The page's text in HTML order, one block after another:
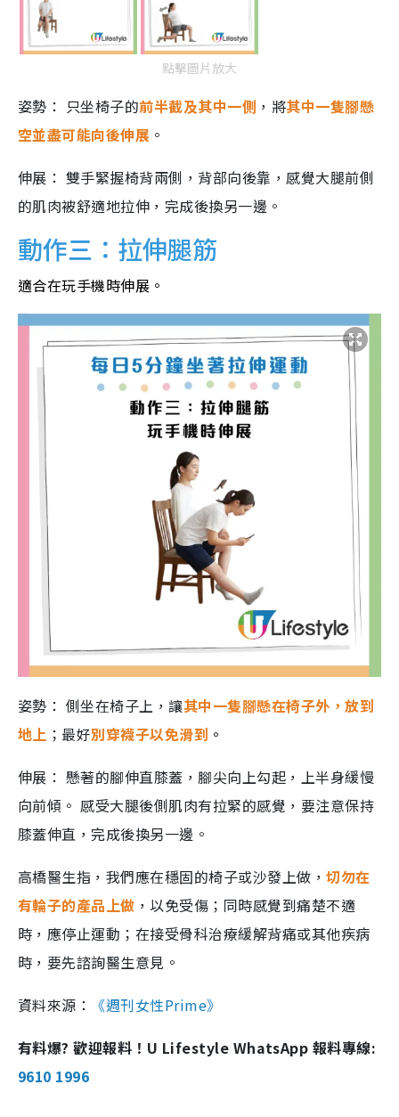
點擊圖片放大
姿勢： 只坐椅子的前半截及其中一側 ，將其中一隻腳懸
空並盡可能向後伸展 。
伸展： 雙手緊握椅背兩側，背部向後靠，感覺大腿前側
的肌肉被舒適地拉伸，完成後換另一邊。
動作三：拉伸腿筋
適合在玩手機時伸展。
姿勢： 側坐在椅子上，讓其中一隻腳懸在椅子外，放到
地上 ；最好別穿襪子以免滑到 。
伸展： 懸著的腳伸直膝蓋，腳尖向上勾起，上半身緩慢
向前傾。 感受大腿後側肌肉有拉緊的感覺，要注意保持
膝蓋伸直，完成後換另一邊。
高橋醫生指，我們應在穩固的椅子或沙發上做，切勿在
有輪子的產品上做 ，以免受傷；同時感覺到痛楚不適
時，應停止運動；在接受骨科治療緩解背痛或其他疾病
時，要先諮詢醫生意見。
資料來源： 《週刊女性Prime》
有料爆? 歡迎報料！U Lifestyle WhatsApp 報料專線:
9610 1996